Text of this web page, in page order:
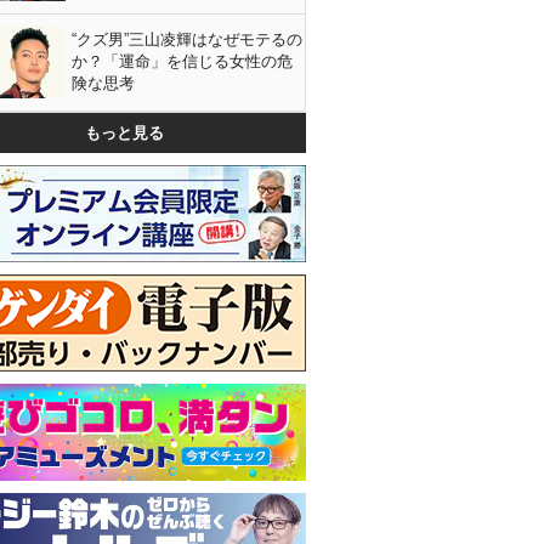
“クズ男”三山凌輝はなぜモテるの
か？「運命」を信じる女性の危
険な思考
もっと見る